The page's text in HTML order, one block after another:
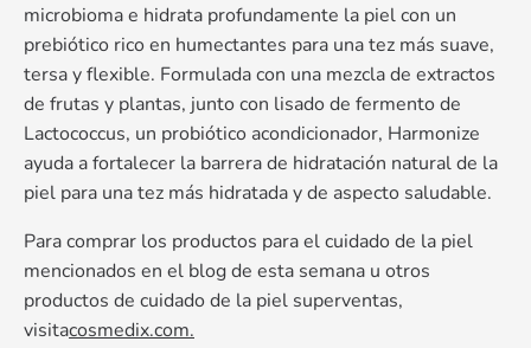
microbioma e hidrata profundamente la piel con un
prebiótico rico en humectantes para una tez más suave,
tersa y flexible. Formulada con una mezcla de extractos
de frutas y plantas, junto con lisado de fermento de
Lactococcus, un probiótico acondicionador, Harmonize
ayuda a fortalecer la barrera de hidratación natural de la
piel para una tez más hidratada y de aspecto saludable.
Para comprar los productos para el cuidado de la piel
mencionados en el blog de esta semana u otros
productos de cuidado de la piel superventas,
visitacosmedix.com.